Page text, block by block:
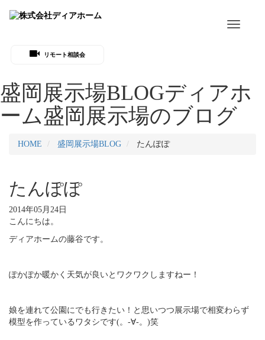
Toggle
リモート相談会
盛岡展示場BLOGディアホ
ーム盛岡展示場のブログ
HOME 盛岡展示場BLOG たんぽぽ
たんぽぽ
2014年05月24日
こんにちは。
ディアホームの藤谷です。
ぽかぽか暖かく天気が良いとワクワクしますねー！
娘を連れて公園にでも行きたい！と思いつつ展示場で相変わらず
模型を作っているワタシです(。-∀-。)笑